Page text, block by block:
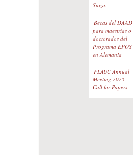
Suiza.
Becas del DAAD
para maestrías o
doctorados del
Programa EPOS
en Alemania
FLAUC Annual
Meeting 2025 -
Call for Papers